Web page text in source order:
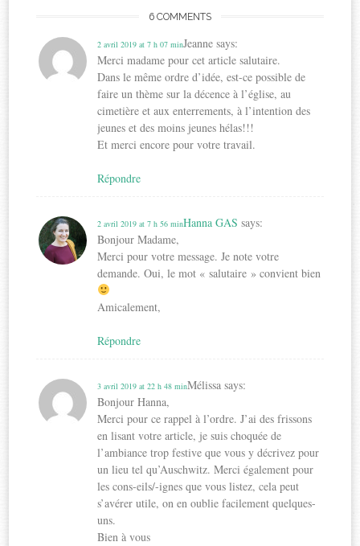
6 COMMENTS
Jeanne says:
2 avril 2019 at 7 h 07 min
Merci madame pour cet article salutaire.
Dans le même ordre d’idée, est-ce possible de
faire un thème sur la décence à l’église, au
cimetière et aux enterrements, à l’intention des
jeunes et des moins jeunes hélas!!!
Et merci encore pour votre travail.
Répondre
Hanna GAS says:
2 avril 2019 at 7 h 56 min
Bonjour Madame,
Merci pour votre message. Je note votre
demande. Oui, le mot « salutaire » convient bien
Amicalement,
Répondre
Mélissa says:
3 avril 2019 at 22 h 48 min
Bonjour Hanna,
Merci pour ce rappel à l’ordre. J’ai des frissons
en lisant votre article, je suis choquée de
l’ambiance trop festive que vous y décrivez pour
un lieu tel qu’Auschwitz. Merci également pour
les cons-eils/-ignes que vous listez, cela peut
s’avérer utile, on en oublie facilement quelques-
uns.
Bien à vous